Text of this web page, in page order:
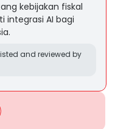
kebijakan fiskal
integrasi AI bagi
and reviewed by